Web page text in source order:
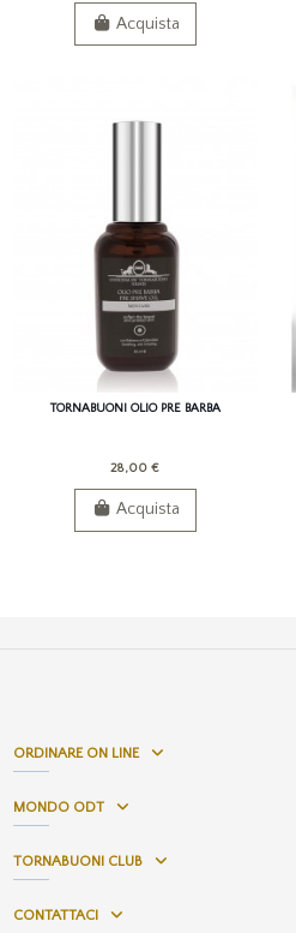
Acquista
TORNABUONI OLIO PRE BARBA
28,00 €
Acquista
ORDINARE ON LINE
MONDO ODT
TORNABUONI CLUB
CONTATTACI